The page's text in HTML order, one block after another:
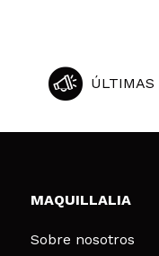
ÚLTIMAS
MAQUILLALIA
Sobre nosotros